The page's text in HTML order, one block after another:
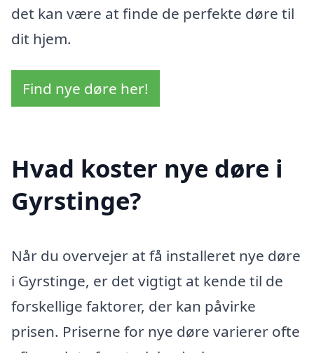
det kan være at finde de perfekte døre til
dit hjem.
Find nye døre her!
Hvad koster nye døre i
Gyrstinge?
Når du overvejer at få installeret nye døre
i Gyrstinge, er det vigtigt at kende til de
forskellige faktorer, der kan påvirke
prisen. Priserne for nye døre varierer ofte